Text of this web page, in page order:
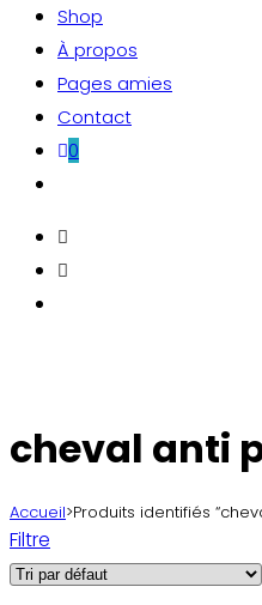
Shop
À propos
Pages amies
Contact
0
search
cheval anti
Accueil>Produits identifiés
Filtre